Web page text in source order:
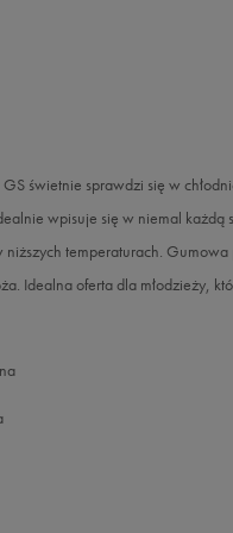
świetnie sprawdzi się w
wpisuje się w niemal
niższych temperaturach.
Idealna oferta dla młodzieży,